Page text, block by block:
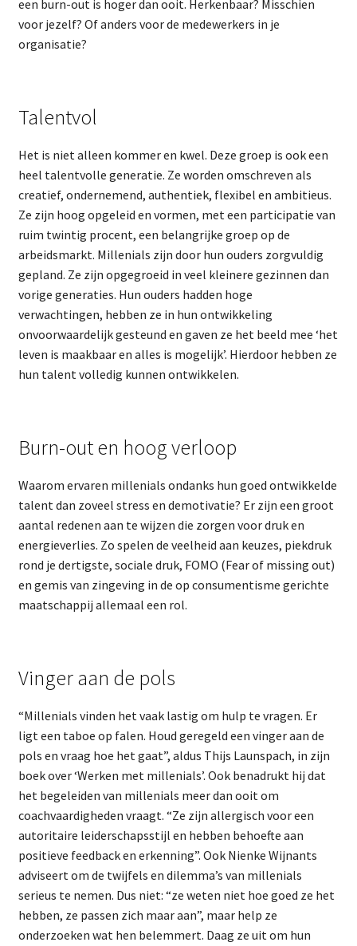
een burn-out is hoger dan ooit. Herkenbaar? Misschien
voor jezelf? Of anders voor de medewerkers in je
organisatie?
Talentvol
Het is niet alleen kommer en kwel. Deze groep is ook een
heel talentvolle generatie. Ze worden omschreven als
creatief, ondernemend, authentiek, flexibel en ambitieus.
Ze zijn hoog opgeleid en vormen, met een participatie van
ruim twintig procent, een belangrijke groep op de
arbeidsmarkt. Millenials zijn door hun ouders zorgvuldig
gepland. Ze zijn opgegroeid in veel kleinere gezinnen dan
vorige generaties. Hun ouders hadden hoge
verwachtingen, hebben ze in hun ontwikkeling
onvoorwaardelijk gesteund en gaven ze het beeld mee ‘het
leven is maakbaar en alles is mogelijk’. Hierdoor hebben ze
hun talent volledig kunnen ontwikkelen.
Burn-out en hoog verloop
Waarom ervaren millenials ondanks hun goed ontwikkelde
talent dan zoveel stress en demotivatie? Er zijn een groot
aantal redenen aan te wijzen die zorgen voor druk en
energieverlies. Zo spelen de veelheid aan keuzes, piekdruk
rond je dertigste, sociale druk, FOMO (Fear of missing out)
en gemis van zingeving in de op consumentisme gerichte
maatschappij allemaal een rol.
Vinger aan de pols
“Millenials vinden het vaak lastig om hulp te vragen. Er
ligt een taboe op falen. Houd geregeld een vinger aan de
pols en vraag hoe het gaat”, aldus Thijs Launspach, in zijn
boek over ‘Werken met millenials’. Ook benadrukt hij dat
het begeleiden van millenials meer dan ooit om
coachvaardigheden vraagt. “Ze zijn allergisch voor een
autoritaire leiderschapsstijl en hebben behoefte aan
positieve feedback en erkenning”. Ook Nienke Wijnants
adviseert om de twijfels en dilemma’s van millenials
serieus te nemen. Dus niet: “ze weten niet hoe goed ze het
hebben, ze passen zich maar aan”, maar help ze
onderzoeken wat hen belemmert. Daag ze uit om hun